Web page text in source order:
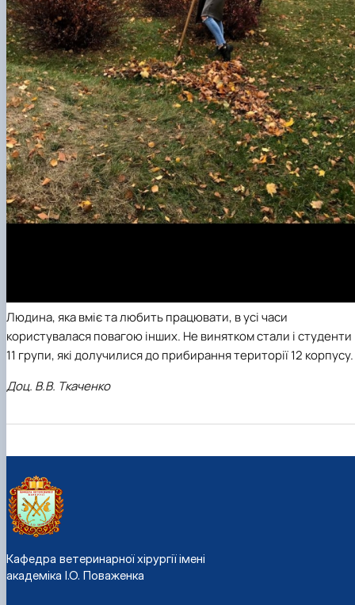
Людина, яка вміє та любить працювати, в усі часи
користувалася повагою інших. Не винятком стали і студенти
11 групи, які долучилися до прибирання території 12 корпусу.
Доц. В.В. Ткаченко
Кафедра ветеринарної хірургії імені
академіка І.О. Поваженка